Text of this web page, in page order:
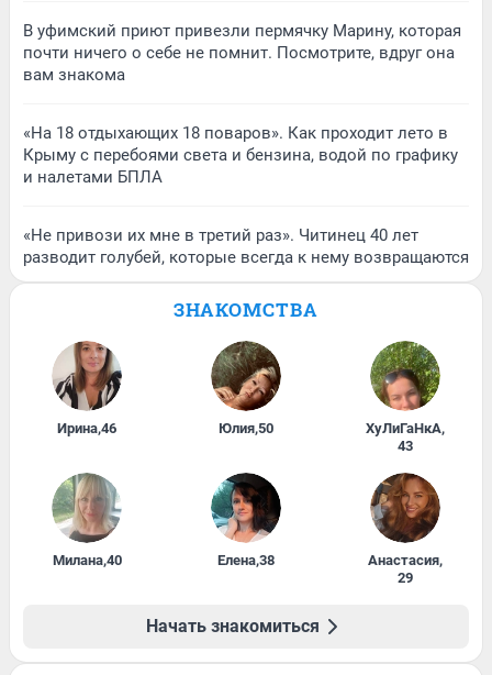
В уфимский приют привезли пермячку Марину, которая
почти ничего о себе не помнит. Посмотрите, вдруг она
вам знакома
«На 18 отдыхающих 18 поваров». Как проходит лето в
Крыму с перебоями света и бензина, водой по графику
и налетами БПЛА
«Не привози их мне в третий раз». Читинец 40 лет
разводит голубей, которые всегда к нему возвращаются
ЗНАКОМСТВА
Ирина,46 Юлия,50 ХуЛиГаНкА,
43
Милана,40 Елена,38 Анастасия,
29
Начать знакомиться